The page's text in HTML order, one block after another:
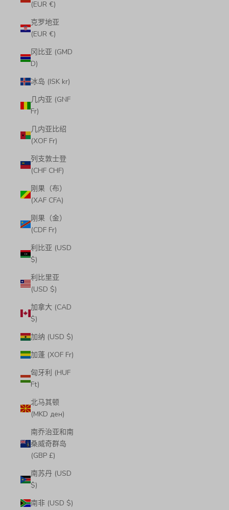
(EUR €)
克罗地亚
(EUR €)
冈比亚 (GMD
D)
冰岛 (ISK kr)
几内亚 (GNF
Fr)
几内亚比绍
(XOF Fr)
列支敦士登
(CHF CHF)
刚果（布）
(XAF CFA)
刚果（金）
(CDF Fr)
利比亚 (USD
$)
利比里亚
(USD $)
加拿大 (CAD
$)
加纳 (USD $)
加蓬 (XOF Fr)
匈牙利 (HUF
Ft)
北马其顿
(MKD ден)
南乔治亚和南
桑威奇群岛
(GBP £)
南苏丹 (USD
$)
南非 (USD $)